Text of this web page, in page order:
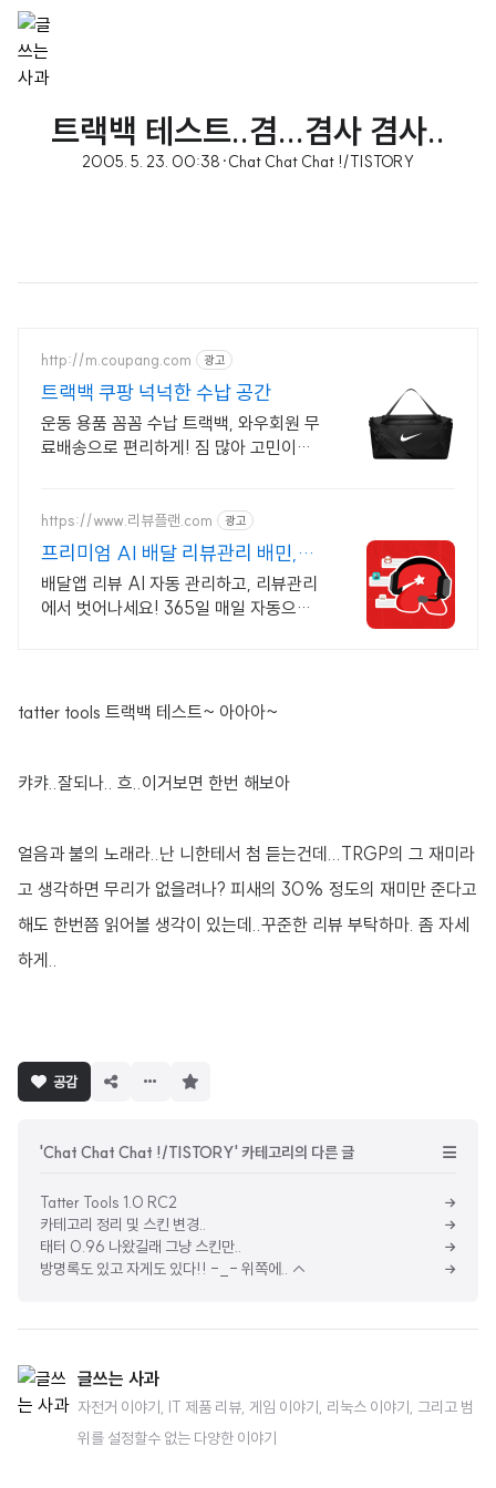
트랙백 테스트..겸...겸사 겸사..
2005. 5. 23. 00:38 ·Chat Chat Chat !/TISTORY
http://m.coupang.com 광고
트랙백 쿠팡 넉넉한 수납 공간
운동 용품 꼼꼼 수납 트랙백, 와우회원 무
료배송으로 편리하게! 짐 많아 고민이라
https://www.리뷰플랜.com 광고
프리미엄 AI 배달 리뷰관리 배민,쿠
팡,요기요 리뷰 관리
배달앱 리뷰 AI 자동 관리하고, 리뷰관리
에서 벗어나세요! 365일 매일 자동으로
tatter tools 트랙백 테스트~ 아아아~
캬캬..잘되나.. 흐..이거보면 한번 해보아
얼음과 불의 노래라..난 니한테서 첨 듣는건데...TRGP의 그 재미라
고 생각하면 무리가 없을려나? 피새의 30% 정도의 재미만 준다고
해도 한번쯤 읽어볼 생각이 있는데..꾸준한 리뷰 부탁하마. 좀 자세
하게..
공감
'Chat Chat Chat !/TISTORY' 카테고리의 다른 글
Tatter Tools 1.0 RC2
카테고리 정리 및 스킨 변경..
태터 0.96 나왔길래 그냥 스킨만..
방명록도 있고 자게도 있다!! -_- 위쪽에.. ↑
글쓰는 사과
자전거 이야기, IT 제품 리뷰, 게임 이야기, 리눅스 이야기, 그리고 범
위를 설정할수 없는 다양한 이야기